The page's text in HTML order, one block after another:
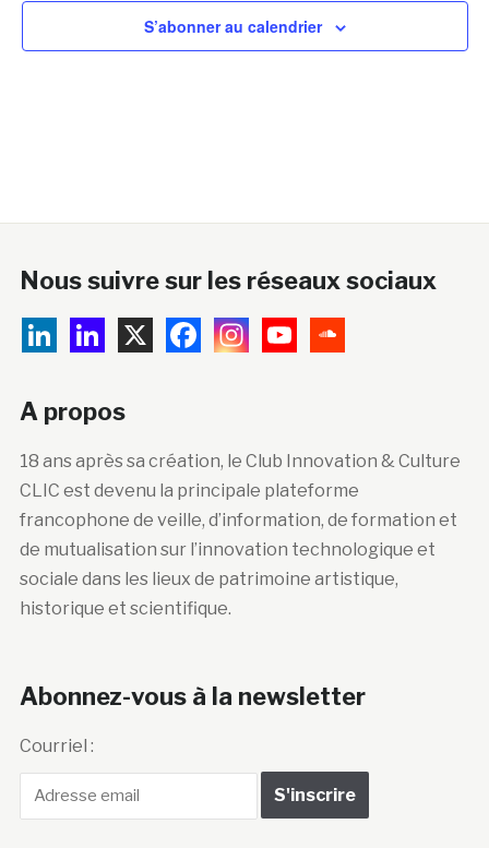
S’abonner au calendrier
Nous suivre sur les réseaux sociaux
A propos
18 ans après sa création, le Club Innovation & Culture
CLIC est devenu la principale plateforme
francophone de veille, d’information, de formation et
de mutualisation sur l’innovation technologique et
sociale dans les lieux de patrimoine artistique,
historique et scientifique.
Abonnez-vous à la newsletter
Courriel :